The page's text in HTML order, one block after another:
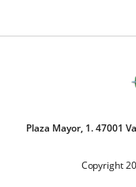
Plaza Mayor, 1. 47001
Copyright